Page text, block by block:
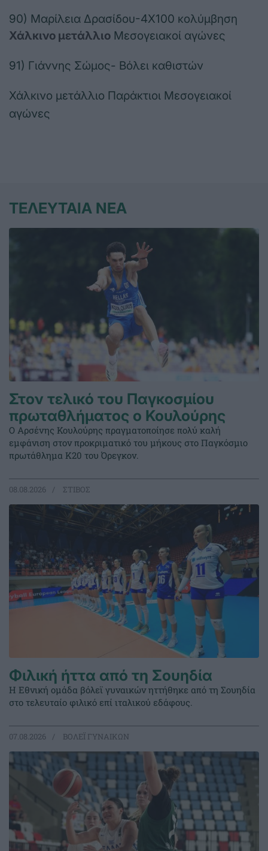
90) Μαρίλεια Δρασίδου-4Χ100 κολύμβηση
Χάλκινο μετάλλιο Μεσογειακοί αγώνες
91) Γιάννης Σώμος- Βόλει καθιστών
Χάλκινο μετάλλιο Παράκτιοι Μεσογειακοί
αγώνες
ΤΕΛΕΥΤΑΙΑ ΝΕΑ
Στον τελικό του Παγκοσμίου
πρωταθλήματος ο Κουλούρης
Ο Αρσένης Κουλούρης πραγματοποίησε πολύ καλή
εμφάνιση στον προκριματικό του μήκους στο Παγκόσμιο
πρωτάθλημα Κ20 του Όρεγκον.
08.08.2026 ΣΤΙΒΟΣ
Φιλική ήττα από τη Σουηδία
Η Εθνική ομάδα βόλεϊ γυναικών ηττήθηκε από τη Σουηδία
στο τελευταίο φιλικό επί ιταλικού εδάφους.
07.08.2026 ΒΟΛΕΪ ΓΥΝΑΙΚΩΝ